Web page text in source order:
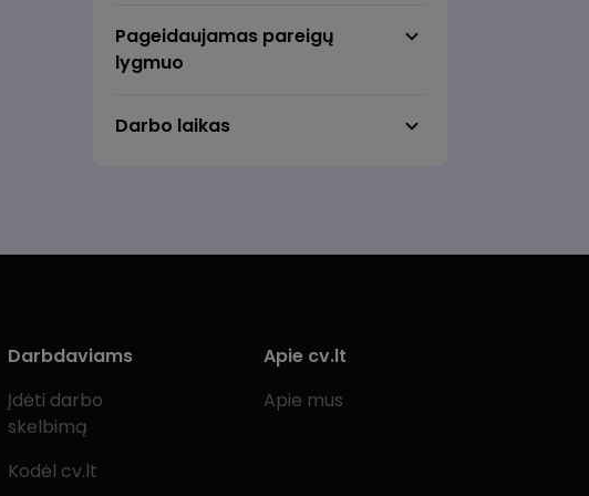
Birštonas
Druskininkai
Garliava
Pageidaujamas pareigų
lygmuo
Darbo laikas
Darbdaviams
Įdėti darbo
skelbimą
Kodėl cv.lt
Apie cv.lt
Apie mus